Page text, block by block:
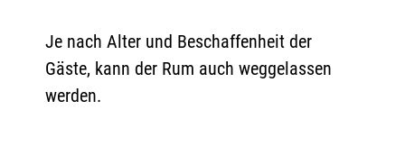
Je nach Alter und Beschaffenheit der
Gäste, kann der Rum auch weggelassen
werden.